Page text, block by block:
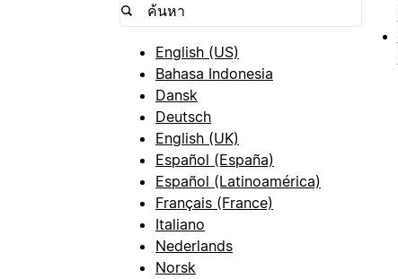
English (US)
Bahasa Indonesia
Dansk
Deutsch
English (UK)
Español (España)
Español (Latinoamérica)
Français (France)
Italiano
Nederlands
Norsk